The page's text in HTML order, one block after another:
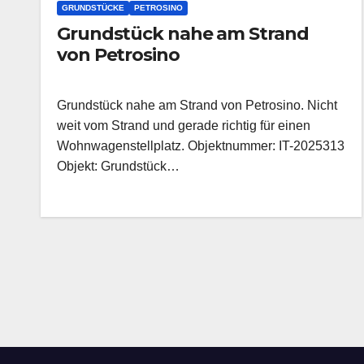
GRUNDSTÜCKE PETROSINO
Grundstück nahe am Strand
von Petrosino
Grundstück nahe am Strand von Petrosino. Nicht
weit vom Strand und gerade richtig für einen
Wohnwagenstellplatz. Objektnummer: IT-2025313
Objekt: Grundstück…